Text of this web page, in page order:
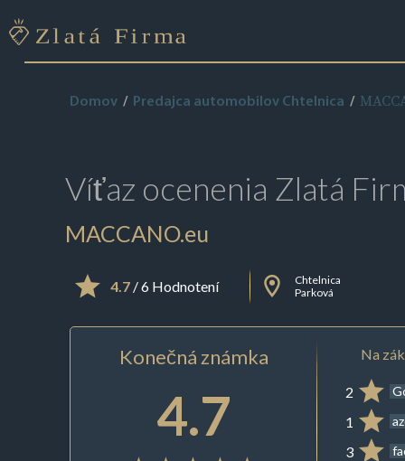
Domov Predajca automobilov Chtelnica
Víťaz ocenenia Zlatá
MACCANO.eu
4.7/ 6 Hodnotení
Chtelnica
Parková
Konečná známka
4.7
Na
2
1
3